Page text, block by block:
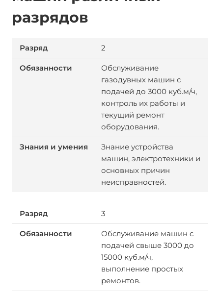
разрядов
2
Обслуживание
газодувных машин с
подачей до 3000 куб.м/ч,
контроль их работы и
текущий ремонт
оборудования.
Знание устройства
машин, электротехники и
основных причин
неисправностей.
3
Обслуживание машин с
подачей свыше 3000 до
15000 куб.м/ч,
выполнение простых
ремонтов.